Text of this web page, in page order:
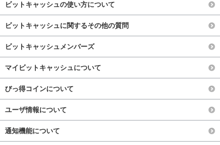
ビットキャッシュの使い方について
ビットキャッシュに関するその他の質問
ビットキャッシュメンバーズ
マイビットキャッシュについて
びっ得コインについて
ユーザ情報について
通知機能について